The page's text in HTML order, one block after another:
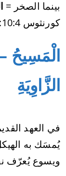
بينما الصخر =
كورنثوس 10:4: «الصَّخْرَةُ كَانَتِ الْمَسِيحَ»).
الْمَسِيحُ
الزَّاوِيَةِ
في العهد
يُمسَك به
ويسوع يُعرّف